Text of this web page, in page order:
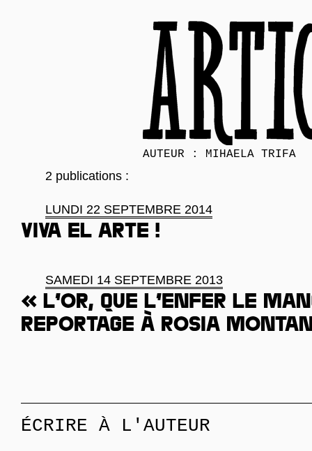
AUTEUR : MIHAELA TRIFA
2 publications :
LUNDI 22 SEPTEMBRE 2014
Viva el arte !
SAMEDI 14 SEPTEMBRE 2013
« L’or, que l’enfer le
Reportage à Rosia
ÉCRIRE À L'AUTEUR